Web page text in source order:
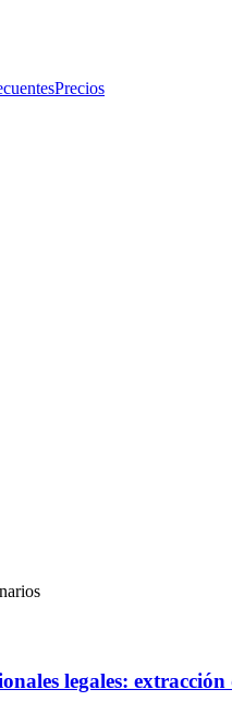
Precios
legales: